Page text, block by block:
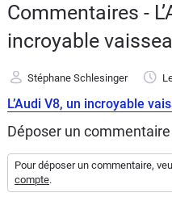
Essais
d'achat
Electriques
Utilitaires
Commentaires -
incroyable
Stéphane Schlesinger
L’Audi V8, un incroyable
Déposer un commentaire
Pour déposer un commentaire,
compte.